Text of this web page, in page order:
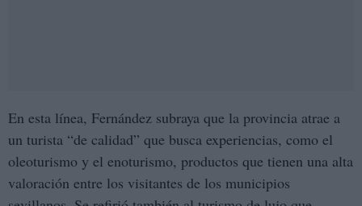
En esta línea, Fernández subraya que la provincia atrae a
un turista “de calidad” que busca experiencias, como el
oleoturismo y el enoturismo, productos que tienen una alta
valoración entre los visitantes de los municipios